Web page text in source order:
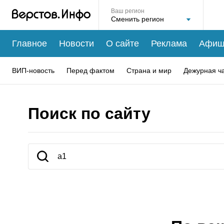
Ваш регион
Главное Новости О сайте Реклама
ВИП-новость Перед фактом Страна и мир Дежурная
Поиск по сайту